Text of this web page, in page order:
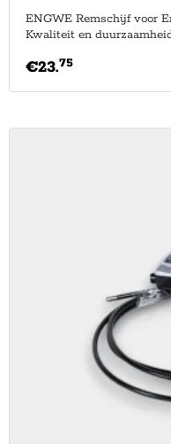
ENGWE Remschijf voor
Kwaliteit en
€23.75